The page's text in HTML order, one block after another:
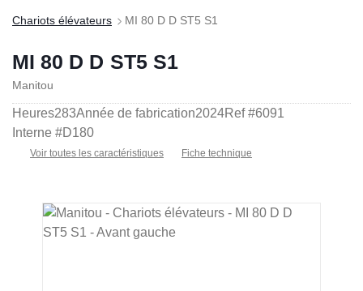
Chariots élévateurs MI 80 D D ST5 S1
MI 80 D D ST5 S1
Manitou
Heures283Année de fabrication2024Ref #6091
Interne #D180
Voir toutes les caractéristiques Fiche technique
Ignorer la galerie d'images